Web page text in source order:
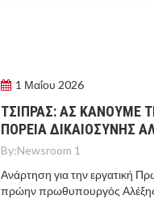
1 Μαΐου 2026
ΤΣΙΠΡΑΣ: ΑΣ ΚΑΝΟΥΜΕ
ΠΟΡΕΙΑ ΔΙΚΑΙΟΣΥΝΗΣ
By:Newsroom 1
Ανάρτηση για την εργατική
πρώην πρωθυπουργός